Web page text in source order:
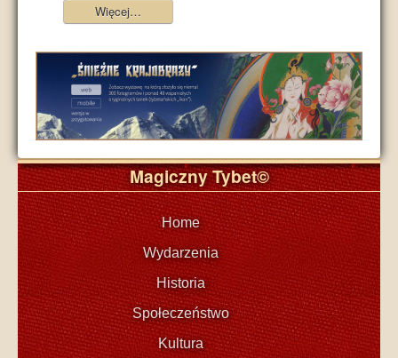
Więcej…
Magiczny Tybet©
Home
Wydarzenia
Historia
Społeczeństwo
Kultura